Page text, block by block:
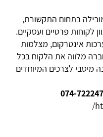
בתחום התקשורת,
לקוחות פרטיים ועסקיים.
אינטרקום, מצלמות
מלווה את הלקוח בכל
מיטבי לצרכים המיוחדים
074-